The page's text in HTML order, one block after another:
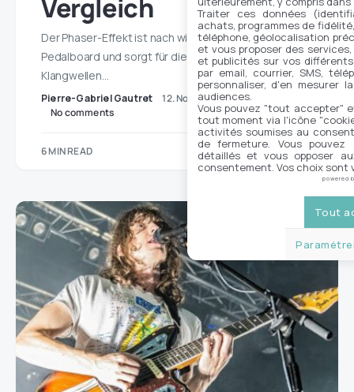
Vergleich
Der Phaser-Effekt ist nach wie vor ein Muss auf dem
Pedalboard und sorgt für die Wellenbewegung, die
Klangwellen…
Pierre-Gabriel Gautret
12. November 2025
No comments
6 MIN READ
Traiter ces données
achats, programmes de
téléphone, géolocalisation
et vous proposer des
et publicités sur vos
par email, courrier, SMS,
personnaliser, d'en mesurer
audiences.
Vous pouvez "tout accepter"
tout moment via l'icône
activités soumises au
de fermeture. Vous
détaillés et vous opposer
consentement. Vos choix sont
powered
Tout